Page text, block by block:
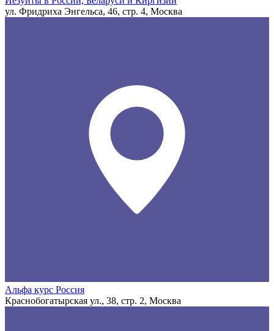
ул. Фридриха Энгельса, 46, стр. 4, Москва
Альфа курс Россия
Краснобогатырская ул., 38, стр. 2, Москва